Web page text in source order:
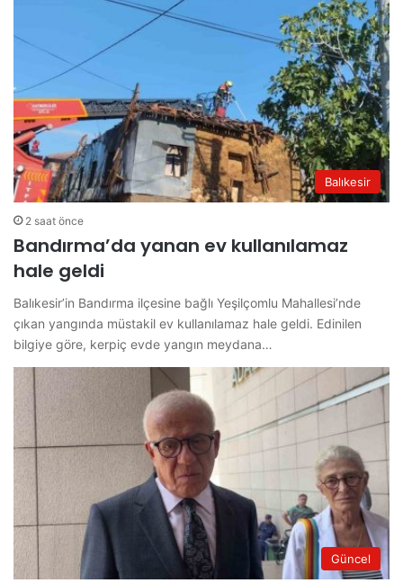
Balıkesir
2 saat önce
Bandırma’da yanan ev kullanılamaz
hale geldi
Balıkesir’in Bandırma ilçesine bağlı Yeşilçomlu Mahallesi’nde
çıkan yangında müstakil ev kullanılamaz hale geldi. Edinilen
bilgiye göre, kerpiç evde yangın meydana…
Güncel